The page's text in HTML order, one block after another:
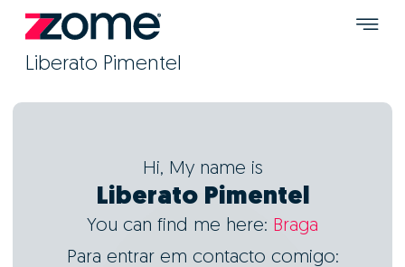
Liberato Pimentel
Hi, My name is
Liberato Pimentel
You can find me here: Braga
Para entrar em contacto comigo: